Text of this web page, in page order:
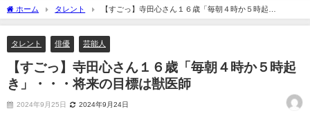
ホーム タレント
【すごっ】寺田心さん１６歳「毎朝４時か５時起
き」・・・将来の目標は獣医師
タレント 俳優 芸能人
【すごっ】寺田心さん１６歳「毎朝４時か５時起
き」・・・将来の目標は獣医師
2024年9月25日 2024年9月24日